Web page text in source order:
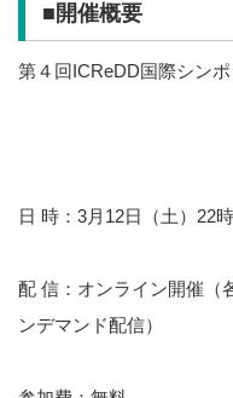
■ 開催概要
第４回ICReDD国際シンポ
日 時：3月12日（土）22
配 信：オンライン開催（
ンデマンド配信）